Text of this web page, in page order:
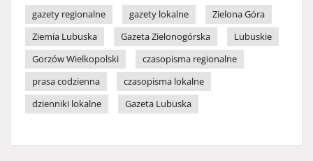
gazety regionalne
gazety lokalne
Zielona Góra
Ziemia Lubuska
Gazeta Zielonogórska
Lubuskie
Gorzów Wielkopolski
czasopisma regionalne
prasa codzienna
czasopisma lokalne
dzienniki lokalne
Gazeta Lubuska